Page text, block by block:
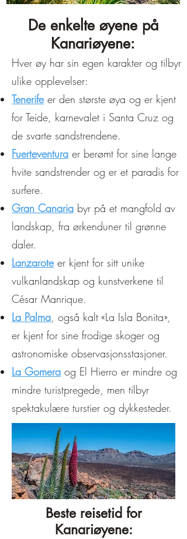
De enkelte øyene på
Kanariøyene:
Hver øy har sin egen karakter og tilbyr
ulike opplevelser:
Tenerifeer den største øya og er kjent
for Teide, karnevalet i Santa Cruz og
de svarte sandstrendene.
Fuerteventura er berømt for sine lange
hvite sandstrender og er et paradis for
surfere.
Gran Canaria byr på et mangfold av
landskap, fra ørkenduner til grønne
daler.
Lanzaroteer kjent for sitt unike
vulkanlandskap og kunstverkene til
César Manrique.
La Palma, også kalt «La Isla Bonita»,
er kjent for sine frodige skoger og
astronomiske observasjonsstasjoner.
La Gomera og El Hierro er mindre og
mindre turistpregede, men tilbyr
spektakulære turstier og dykkesteder.
Beste reisetid for
Kanariøyene: